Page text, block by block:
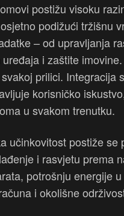
postižu visoku
podižući tržišnu
– od upravljanja
i zaštite
prilici. Integracija
korisničko
u svakom trenutku.
učinkovitost postiže
i rasvjetu prema
potrošnju energije
i okolišne